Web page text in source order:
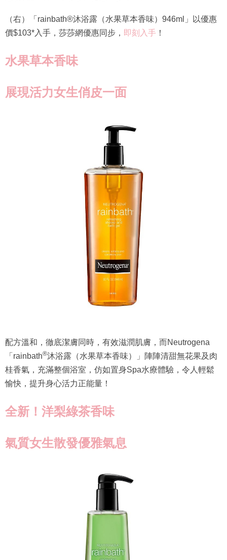
（右）「rainbath®沐浴露（水果草本香味）946ml」以優惠
價$103*入手，莎莎網優惠同步， 即刻入手 ！
水果草本香味
展現活力女生俏皮一面
配方溫和，徹底潔膚同時，有效滋潤肌膚，而Neutrogena
「rainbath®沐浴露（水果草本香味）」陣陣清甜無花果及肉
桂香氣，充滿整個浴室，仿如置身Spa水療體驗，令人輕鬆
愉快，提升身心活力正能量！
全新！洋梨綠茶香味
氣質女生散發優雅氣息